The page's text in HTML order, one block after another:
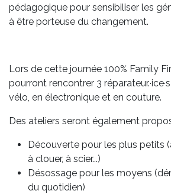
pédagogique pour sensibiliser les
à être porteuse du changement.
Lors de cette journée 100% Family
pourront rencontrer 3
vélo, en électronique et en couture.
Des ateliers seront également
Découverte pour les plus petits
à clouer, à scier...)
Désossage pour les moyens
du quotidien)